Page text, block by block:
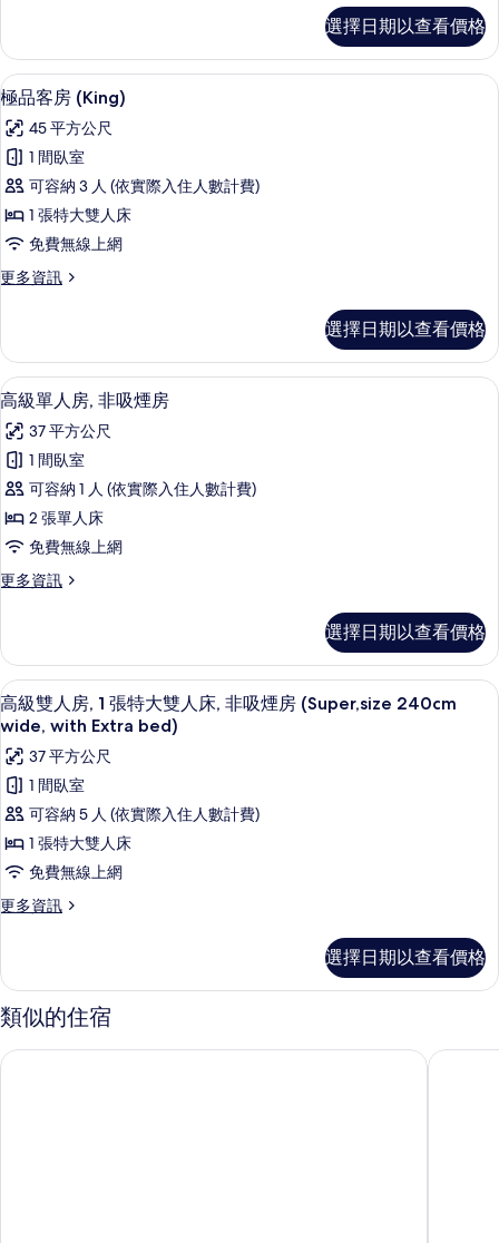
相
片
套
房
的
情
選擇日期以查看價格
顯
示
極
品
客
房
(King)
的
有
相
片
極品客房 (King) | 羽絨被、舒適加層
10
極品客房 (King)
45 平方公尺
1 間臥室
可容納 3 人 (依實際入住人數計費)
1 張特大雙人床
免費無線上網
更多資訊
更
客
房
(King)
詳
情
選擇日期以查看價格
顯
示
高
級
單
人
房,
非
煙
房
的
所
有
相
片
高級單人房, 非吸煙房 | 羽絨被、舒適
9
高級單人房, 非吸煙房
37 平方公尺
1 間臥室
可容納 1 人 (依實際入住人數計費)
2 張單人床
免費無線上網
更多資訊
更
單
人
房,
非
煙
房
的
詳
情
選擇日期以查看價格
顯
示
高
級
雙
人
房,
1
張
大
雙
人
床,
高級雙人房, 1 張特大雙人床, 非吸煙
9
高級雙人房, 1 張特大雙人床, 非吸煙房 (Super,size 240cm
wide, with Extra bed)
37 平方公尺
1 間臥室
可容納 5 人 (依實際入住人數計費)
1 張特大雙人床
免費無線上網
更多資訊
更
雙
人
房,
張
選擇日期以查看價格
類似的住宿
京都站希爾頓逸林飯店 希爾頓